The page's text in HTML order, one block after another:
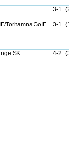
3-1
Torhamns GoIF 3-1
SK 4-2